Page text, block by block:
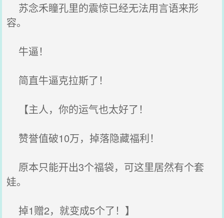
苏念禾瞳孔里的震惊已经无法用言语来形
容。
牛逼！
简直牛逼克拉斯了！
【主人，你的运气也太好了！
赞誉值破10万，掉落隐藏福利！
原本只能开出3个福袋，可这里居然有个套
娃。
掉1赠2，就变成5个了！】